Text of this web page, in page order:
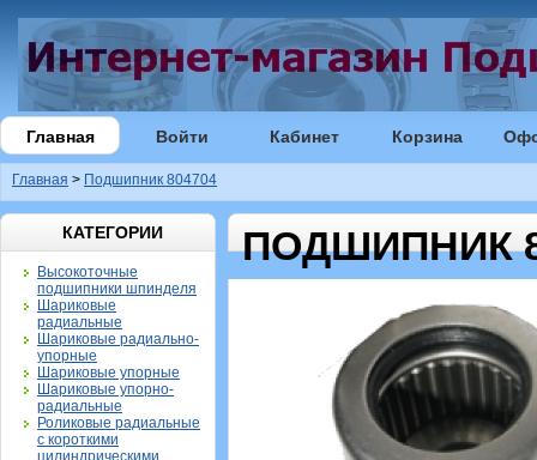
Главная Войти Кабинет Корзина
Главная > Подшипник 804704
КАТЕГОРИИ
Высокоточные
подшипники шпинделя
Шариковые
радиальные
Шариковые радиально-
упорные
Шариковые упорные
Шариковые упорно-
радиальные
Роликовые радиальные
с короткими
цилиндрическими
ПОДШИПНИК